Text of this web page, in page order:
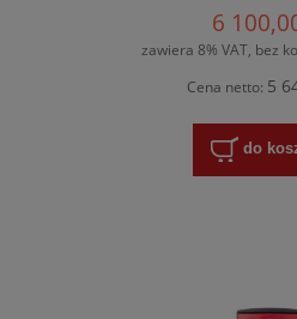
6
zawiera 8% VAT, bez
Cena netto: 5
do